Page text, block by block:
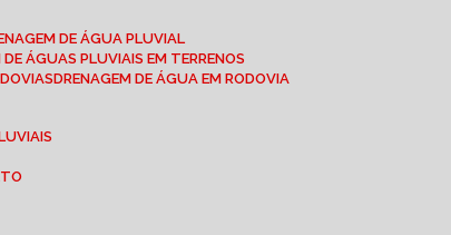
DE ÁGUA PLUVIAL
DE ÁGUAS PLUVIAIS EM TERRENOS
DRENAGEM DE ÁGUA EM RODOVIA